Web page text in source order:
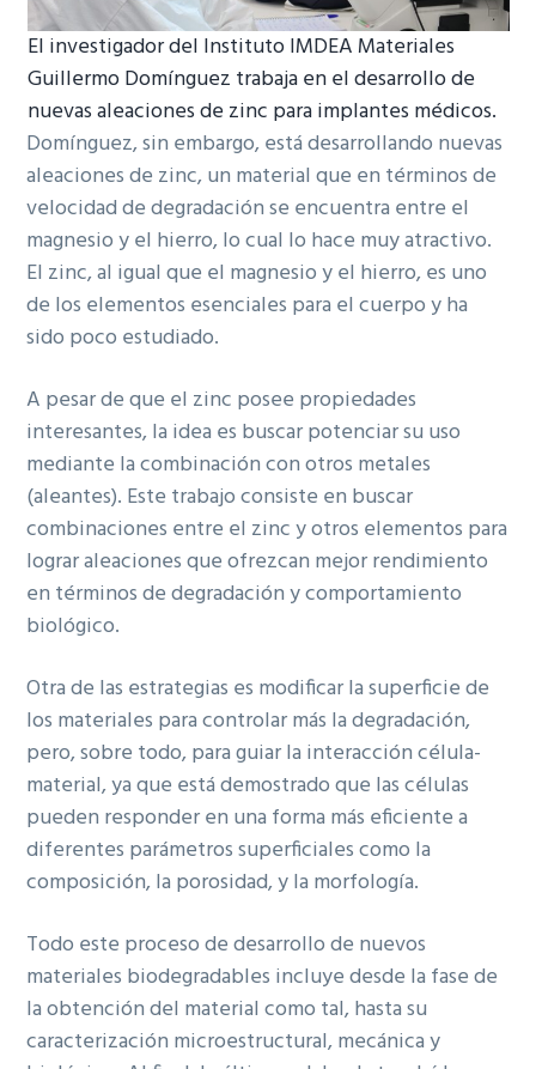
El investigador del Instituto IMDEA Materiales
Guillermo Domínguez trabaja en el desarrollo de
nuevas aleaciones de zinc para implantes médicos.
Domínguez, sin embargo, está desarrollando nuevas
aleaciones de zinc, un material que en términos de
velocidad de degradación se encuentra entre el
magnesio y el hierro, lo cual lo hace muy atractivo.
El zinc, al igual que el magnesio y el hierro, es uno
de los elementos esenciales para el cuerpo y ha
sido poco estudiado.
A pesar de que el zinc posee propiedades
interesantes, la idea es buscar potenciar su uso
mediante la combinación con otros metales
(aleantes). Este trabajo consiste en buscar
combinaciones entre el zinc y otros elementos para
lograr aleaciones que ofrezcan mejor rendimiento
en términos de degradación y comportamiento
biológico.
Otra de las estrategias es modificar la superficie de
los materiales para controlar más la degradación,
pero, sobre todo, para guiar la interacción célula-
material, ya que está demostrado que las células
pueden responder en una forma más eficiente a
diferentes parámetros superficiales como la
composición, la porosidad, y la morfología.
Todo este proceso de desarrollo de nuevos
materiales biodegradables incluye desde la fase de
la obtención del material como tal, hasta su
caracterización microestructural, mecánica y